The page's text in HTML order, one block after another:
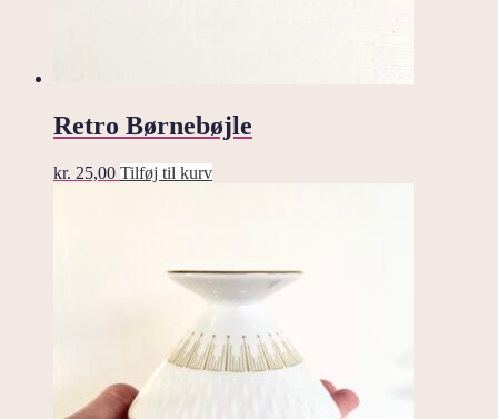
Retro Børnebøjle
kr. 25,00 Tilføj til kurv